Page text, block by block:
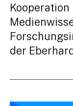
der